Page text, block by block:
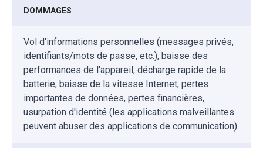
DOMMAGES
Vol d'informations personnelles (messages privés,
identifiants/mots de passe, etc.), baisse des
performances de l'appareil, décharge rapide de la
batterie, baisse de la vitesse Internet, pertes
importantes de données, pertes financières,
usurpation d'identité (les applications malveillantes
peuvent abuser des applications de communication).